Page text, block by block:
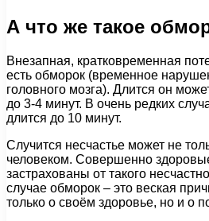
А что же такое
Внезапная, кратковременная
есть обморок (временное
головного мозга). Длится он
до 3-4 минут. В очень редких
длится до 10 минут.
Случится несчастье может не
человеком. Совершенно
застрахованы от такого
случае обморок – это веская
только о своём здоровье, но и о